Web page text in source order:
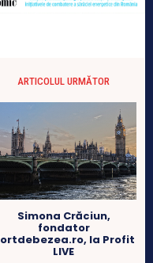
ARTICOLUL URMĂTOR
Simona Crăciun,
fondator
la Profit
LIVE